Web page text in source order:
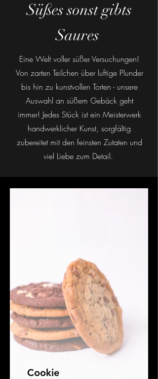
Süßes sonst gibts
Saures
Eine Welt voller süßer Versuchungen!
Von zarten Teilchen über luftige Plunder
bis hin zu kunstvollen Torten - unsere
Auswahl an süßem Gebäck geht
immer! Jedes Stück ist ein Meisterwerk
handwerklicher Kunst, sorgfältig
zubereitet mit den feinsten Zutaten und
viel Liebe zum Detail.
Cookie